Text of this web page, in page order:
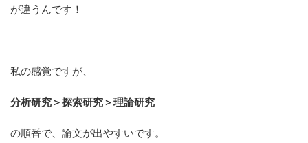
が違うんです！
私の感覚ですが、
分析研究＞探索研究＞理論研究
の順番で、論文が出やすいです。